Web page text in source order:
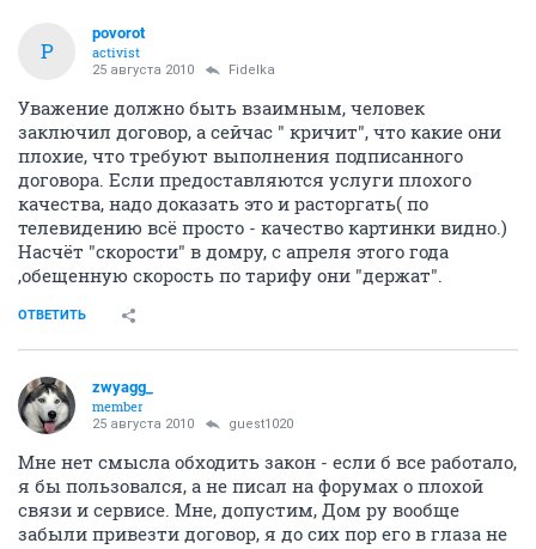
P
povorot
activist
25 августа 2010 Fidelka
Уважение должно быть взаимным, человек
заключил договор, а сейчас " кричит", что какие они
плохие, что требуют выполнения подписанного
договора. Если предоставляются услуги плохого
качества, надо доказать это и расторгать( по
телевидению всё просто - качество картинки видно.)
Насчёт "скорости" в домру, с апреля этого года
,обещенную скорость по тарифу они "держат".
ОТВЕТИТЬ
zwyagg_
member
25 августа 2010 guest1020
Мне нет смысла обходить закон - если б все работало,
я бы пользовался, а не писал на форумах о плохой
связи и сервисе. Мне, допустим, Дом ру вообще
забыли привезти договор, я до сих пор его в глаза не